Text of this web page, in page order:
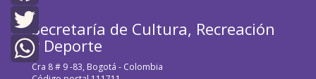
Facebook
Twitter
WhatsApp
Secretaría de Cultura, Recreación
y Deporte
Cra 8 # 9 -83, Bogotá - Colombia